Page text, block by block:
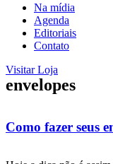
Na mídia
Agenda
Editoriais
Contato
Visitar Loja
envelopes
Como fazer seus